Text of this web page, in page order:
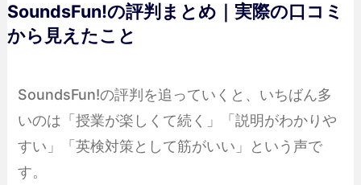
SoundsFun!の評判まとめ｜実際の口コミ
から見えたこと
SoundsFun!の評判を追っていくと、いちばん多
いのは「授業が楽しくて続く」「説明がわかりや
すい」「英検対策として筋がいい」という声で
す。